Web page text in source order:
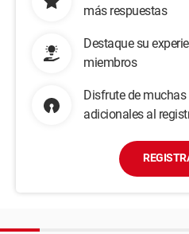
más respuestas
Destaque su
miembros
Disfrute de
adicionales al